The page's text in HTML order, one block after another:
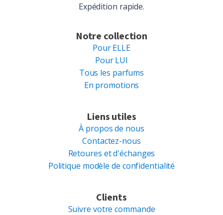
Expédition rapide.
Notre collection
Pour ELLE
Pour LUI
Tous les parfums
En promotions
Liens utiles
À propos de nous
Contactez-nous
Retoures et d'échanges
Politique modèle de confidentialité
Clients
Suivre votre commande